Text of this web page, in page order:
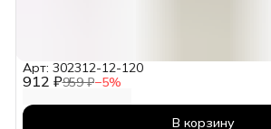
912 ₽959 ₽−5%
Арт: 302312-12-120
В корзину